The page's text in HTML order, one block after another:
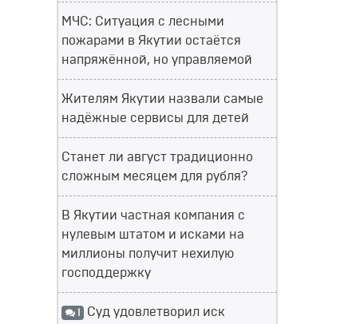
МЧС: Ситуация с лесными
пожарами в Якутии остаётся
напряжённой, но управляемой
Жителям Якутии назвали самые
надёжные сервисы для детей
Станет ли август традиционно
сложным месяцем для рубля?
В Якутии частная компания с
нулевым штатом и исками на
миллионы получит нехилую
господдержку
1 Суд удовлетворил иск